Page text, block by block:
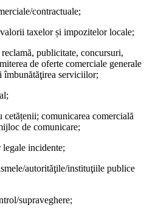
contractuale;
taxelor și impozitelor locale;
publicitate, concursuri,
de oferte comerciale generale
îmbunătăţirea serviciilor;
comunicarea comercială
de comunicare;
incidente;
autorităţile/instituţiile publice
supraveghere;